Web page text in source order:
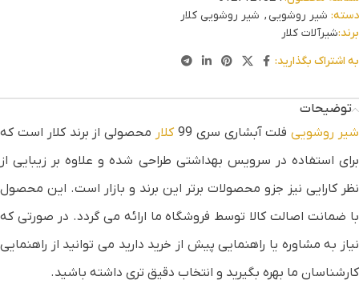
دسته: شیر روشویی , شیر روشویی کلار
برند:شیرآلات کلار
به اشتراک بگذارید:
توضیحات
شیر روشوییفلت آبشاری سری 99 کلار محصولی از برند کلار است که
برای استفاده در سرویس بهداشتی طراحی شده و علاوه بر زیبایی از
نظر کارایی نیز جزو محصولات برتر این برند و بازار است. این محصول
با ضمانت اصالت کالا توسط فروشگاه ما ارائه می گردد. در صورتی که
نیاز به مشاوره یا راهنمایی پیش از خرید دارید می توانید از راهنمایی
کارشناسان ما بهره بگیرید و انتخاب دقیق تری داشته باشید.